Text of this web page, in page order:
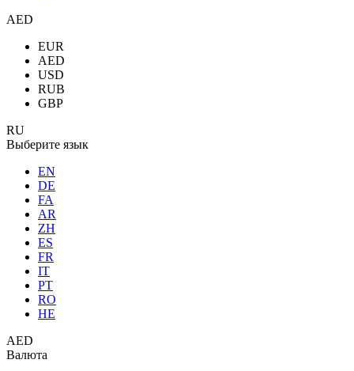
AED
EUR
AED
USD
RUB
GBP
RU
Выберите язык
EN
DE
FA
AR
ZH
ES
FR
IT
PT
RO
HE
AED
Валюта